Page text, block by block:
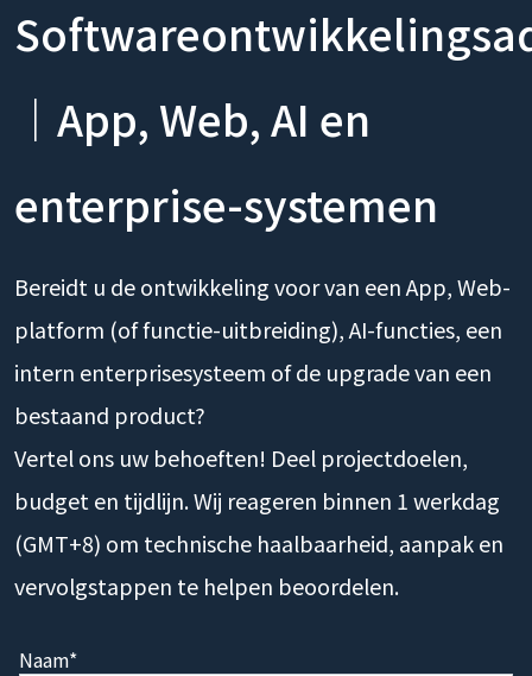
｜App, Web, AI en
enterprise-systemen
Bereidt u de ontwikkeling voor van een App, Web-
platform (of functie-uitbreiding), AI-functies, een
intern enterprisesysteem of de upgrade van een
bestaand product?
Vertel ons uw behoeften! Deel projectdoelen,
budget en tijdlijn. Wij reageren binnen 1 werkdag
(GMT+8) om technische haalbaarheid, aanpak en
vervolgstappen te helpen beoordelen.
Naam*